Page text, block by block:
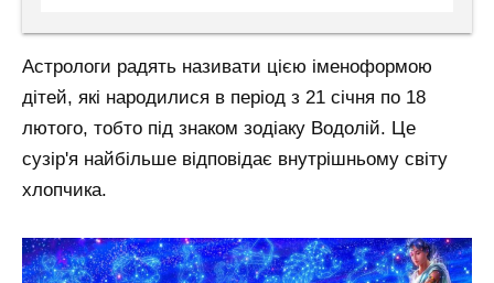
Астрологи радять називати цією іменоформою
дітей, які народилися в період з 21 січня по 18
лютого, тобто під знаком зодіаку Водолій. Це
сузір'я найбільше відповідає внутрішньому світу
хлопчика.